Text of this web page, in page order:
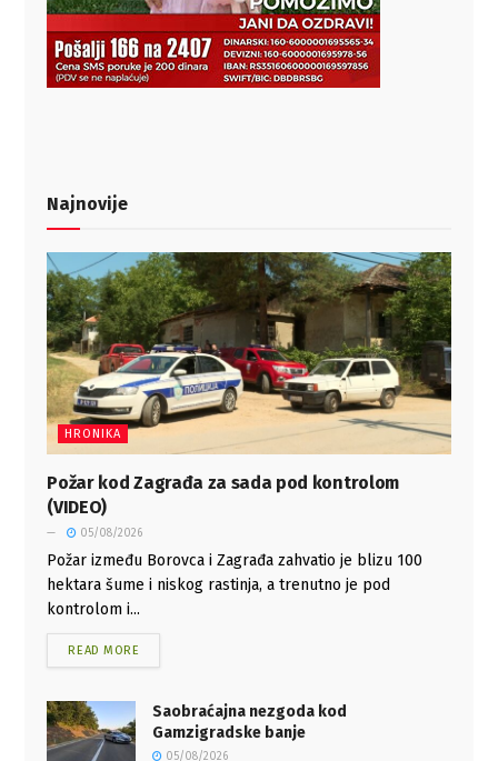
Najnovije
HRONIKA
Požar kod Zagrađa za sada pod kontrolom
(VIDEO)
05/08/2026
Požar između Borovca i Zagrađa zahvatio je blizu 100
hektara šume i niskog rastinja, a trenutno je pod
kontrolom i...
READ MORE
Saobraćajna nezgoda kod
Gamzigradske banje
05/08/2026